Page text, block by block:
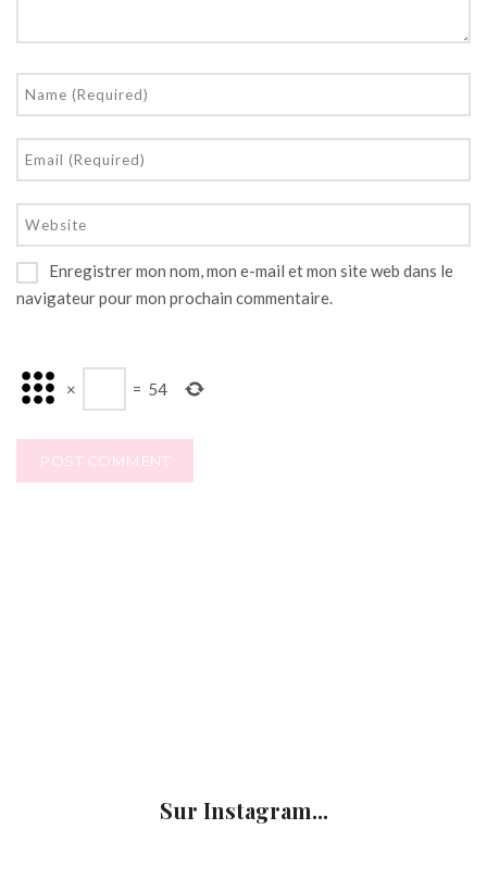
Enregistrer mon nom, mon e-mail et mon site web dans le
navigateur pour mon prochain commentaire.
× = 54
Sur Instagram...